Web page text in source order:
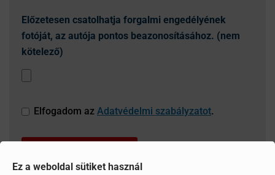
Ez a weboldal sütiket használ
Előzetesen csatolhatja forgalmi engedélyének
fotóját, az autója pontos beazonosításához. (nem
kötelező)
Elfogadom az Adatvédelmi szabályzatot.